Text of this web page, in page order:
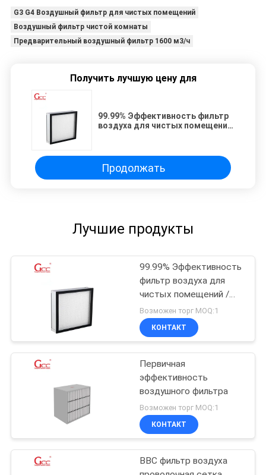
G3 G4 Воздушный фильтр для чистых помещений
Воздушный фильтр чистой комнаты
Предварительный воздушный фильтр 1600 м3/ч
Получить лучшую цену для
99.99% Эффективность фильтр
воздуха для чистых помещений
Продолжать
Лучшие продукты
99.99% Эффективность
фильтр воздуха для
чистых помещений /
1000 м3/ч H13 Hepa
Filter
Возможен торг MOQ:1
КОНТАКТ
Первичная
эффективность
воздушного фильтра
Возможен торг MOQ:1
КОНТАКТ
ВВС фильтр воздуха